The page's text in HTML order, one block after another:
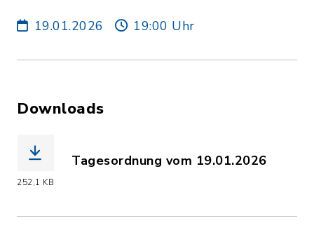
19.01.2026 19:00 Uhr
Downloads
252,1 KB
Tagesordnung vom 19.01.2026